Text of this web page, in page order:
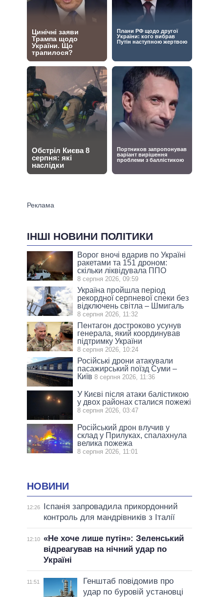
ІНШІ НОВИНИ ПОЛІТИКИ
Ворог вночі вдарив по Україні
ракетами та 151 дроном:
скільки ліквідувала ППО
8 серпня 2026, 09:59
Україна пройшла період
рекордної серпневої спеки без
відключень світла – Шмигаль
8 серпня 2026, 11:32
Пентагон достроково усунув
генерала, який координував
підтримку України
8 серпня 2026, 10:24
Російські дрони атакували
пасажирський поїзд Суми –
Київ 8 серпня 2026, 11:36
У Києві після атаки балістикою
у двох районах сталися пожежі
8 серпня 2026, 03:47
Російський дрон влучив у
склад у Прилуках, спалахнула
велика пожежа
8 серпня 2026, 11:01
НОВИНИ
12:26
Іспанія запровадила прикордонний
контроль для мандрівників з Італії
12:10 «Не хоче лише путін»: Зеленський
відреагував на нічний удар по
Україні
11:51
Генштаб повідомив про
удар по буровій установці